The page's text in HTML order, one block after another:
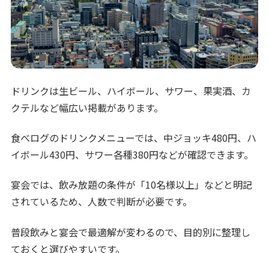
ドリンクは生ビール、ハイボール、サワー、果実酒、カ
クテルなど幅広い掲載があります。
食べログのドリンクメニューでは、中ジョッキ480円、ハ
イボール430円、サワー各種380円などが確認できます。
宴会では、飲み放題の条件が「10名様以上」などと明記
されているため、人数で判断が必要です。
普段飲みと宴会で最適解が変わるので、目的別に整理し
ておくと選びやすいです。